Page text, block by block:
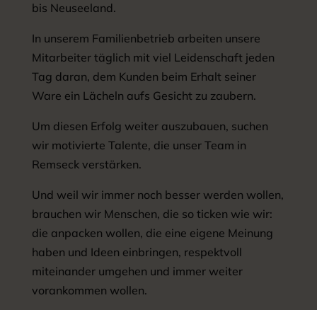
bis Neuseeland.
In unserem Familienbetrieb arbeiten unsere
Mitarbeiter täglich mit viel Leidenschaft jeden
Tag daran, dem Kunden beim Erhalt seiner
Ware ein Lächeln aufs Gesicht zu zaubern.
Um diesen Erfolg weiter auszubauen, suchen
wir motivierte Talente, die unser Team in
Remseck verstärken.
Und weil wir immer noch besser werden wollen,
brauchen wir Menschen, die so ticken wie wir:
die anpacken wollen, die eine eigene Meinung
haben und Ideen einbringen, respektvoll
miteinander umgehen und immer weiter
vorankommen wollen.